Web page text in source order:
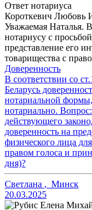
Ответ нотариуса
Короткевич Любовь
Уважаемая Наталья.
нотариусу с
представление его
товарищества с
Доверенность
В соответствии со
Беларусь
нотариальной
нотариально.
действующего
доверенность на
физического лица
правом голоса и
дня)?
Светлана , Минск
20.03.2025